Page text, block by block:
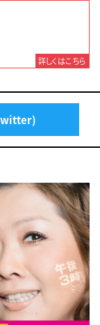
詳しくはこちら